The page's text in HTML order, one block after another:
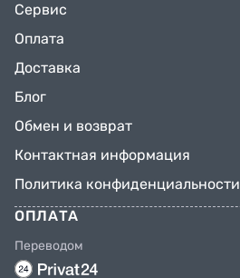
Сервис
Оплата
Доставка
Блог
Обмен и возврат
Контактная информация
Политика конфиденциальности
ОПЛАТА
Переводом